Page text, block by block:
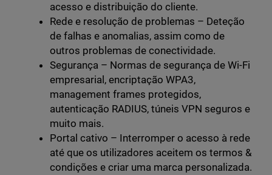
acesso e distribuição do cliente.
Rede e resolução de problemas – Deteção
de falhas e anomalias, assim como de
outros problemas de conectividade.
Segurança – Normas de segurança de Wi-Fi
empresarial, encriptação WPA3,
management frames protegidos,
autenticação RADIUS, túneis VPN seguros e
muito mais.
Portal cativo – Interromper o acesso à rede
até que os utilizadores aceitem os termos &
condições e criar uma marca personalizada.